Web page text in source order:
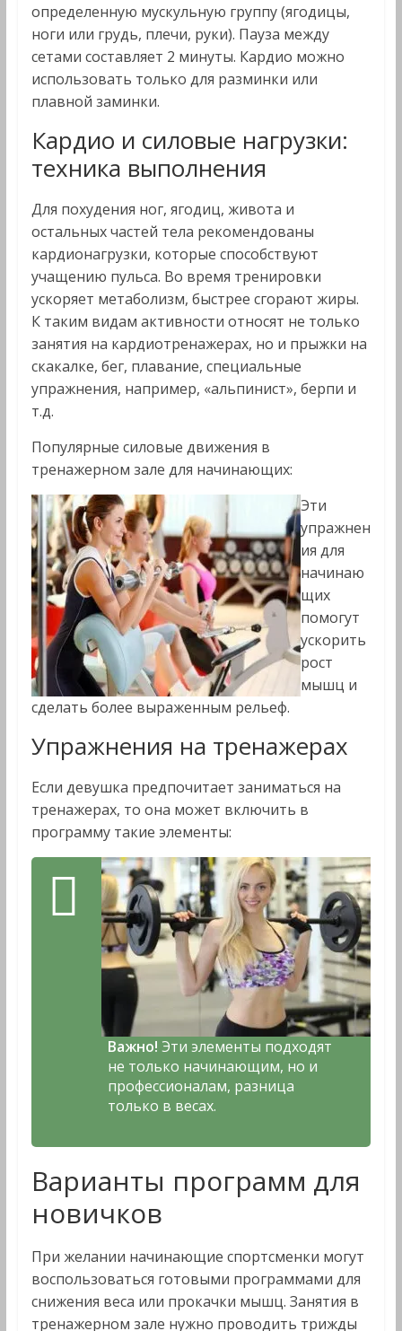
определенную мускульную группу (ягодицы,
ноги или грудь, плечи, руки). Пауза между
сетами составляет 2 минуты. Кардио можно
использовать только для разминки или
плавной заминки.
Кардио и силовые нагрузки:
техника выполнения
Для похудения ног, ягодиц, живота и
остальных частей тела рекомендованы
кардионагрузки, которые способствуют
учащению пульса. Во время тренировки
ускоряет метаболизм, быстрее сгорают жиры.
К таким видам активности относят не только
занятия на кардиотренажерах, но и прыжки на
скакалке, бег, плавание, специальные
упражнения, например, «альпинист», берпи и
т.д.
Популярные силовые движения в
тренажерном зале для начинающих:
Эти
упражнен
ия для
начинаю
щих
помогут
ускорить
рост
мышц и
сделать более выраженным рельеф.
Упражнения на тренажерах
Если девушка предпочитает заниматься на
тренажерах, то она может включить в
программу такие элементы:
Важно! Эти элементы подходят
не только начинающим, но и
профессионалам, разница
только в весах.
Варианты программ для
новичков
При желании начинающие спортсменки могут
воспользоваться готовыми программами для
снижения веса или прокачки мышц. Занятия в
тренажерном зале нужно проводить трижды